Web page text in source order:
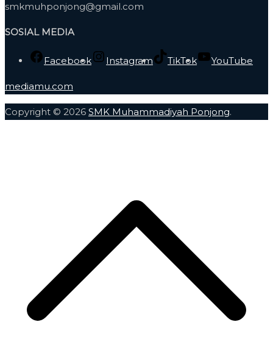
smkmuhponjong@gmail.com
SOSIAL MEDIA
Facebook Instagram TikTok YouTube
mediamu.com
Copyright © 2026 SMK Muhammadiyah Ponjong.